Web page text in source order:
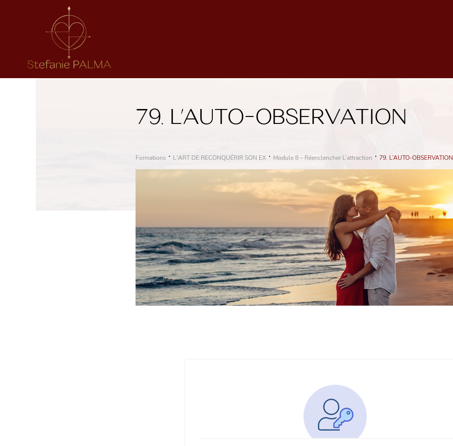
79. L’AUTO-OBSERVATION
Formations L'ART DE RECONQUÉRIR SON EX Module 8 – Réenclencher L’attraction 79. L’AUTO-OBSERVATION